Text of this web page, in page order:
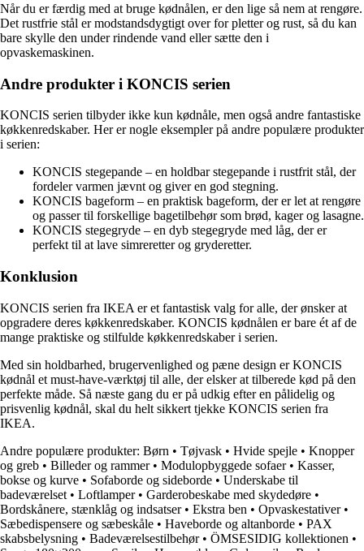
Når du er færdig med at bruge kødnålen, er den lige så nem at rengøre.
Det rustfrie stål er modstandsdygtigt over for pletter og rust, så du kan
bare skylle den under rindende vand eller sætte den i
opvaskemaskinen.
Andre produkter i KONCIS serien
KONCIS serien tilbyder ikke kun kødnåle, men også andre fantastiske
køkkenredskaber. Her er nogle eksempler på andre populære produkter
i serien:
KONCIS stegepande – en holdbar stegepande i rustfrit stål, der
fordeler varmen jævnt og giver en god stegning.
KONCIS bageform – en praktisk bageform, der er let at rengøre
og passer til forskellige bagetilbehør som brød, kager og lasagne.
KONCIS stegegryde – en dyb stegegryde med låg, der er
perfekt til at lave simreretter og gryderetter.
Konklusion
KONCIS serien fra IKEA er et fantastisk valg for alle, der ønsker at
opgradere deres køkkenredskaber. KONCIS kødnålen er bare ét af de
mange praktiske og stilfulde køkkenredskaber i serien.
Med sin holdbarhed, brugervenlighed og pæne design er KONCIS
kødnål et must-have-værktøj til alle, der elsker at tilberede kød på den
perfekte måde. Så næste gang du er på udkig efter en pålidelig og
prisvenlig kødnål, skal du helt sikkert tjekke KONCIS serien fra
IKEA.
Andre populære produkter: Børn • Tøjvask • Hvide spejle • Knopper
og greb • Billeder og rammer• Modulopbyggede sofaer• Kasser,
bokse og kurve • Sofaborde og sideborde • Underskabe til
badeværelset • Loftlamper• Garderobeskabe med skydedøre •
Bordskånere, stænklåg og indsatser• Ekstra ben • Opvaskestativer•
Sæbedispensere og sæbeskåle • Haveborde og altanborde • PAX
skabsbelysning • Badeværelsestilbehør• ÖMSESIDIG kollektionen •